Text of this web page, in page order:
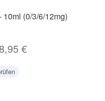
(0/3/6/12mg)
€